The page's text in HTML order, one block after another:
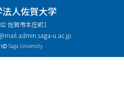
人佐賀大学
佐賀市本庄町1
u.ac.jp
Saga University